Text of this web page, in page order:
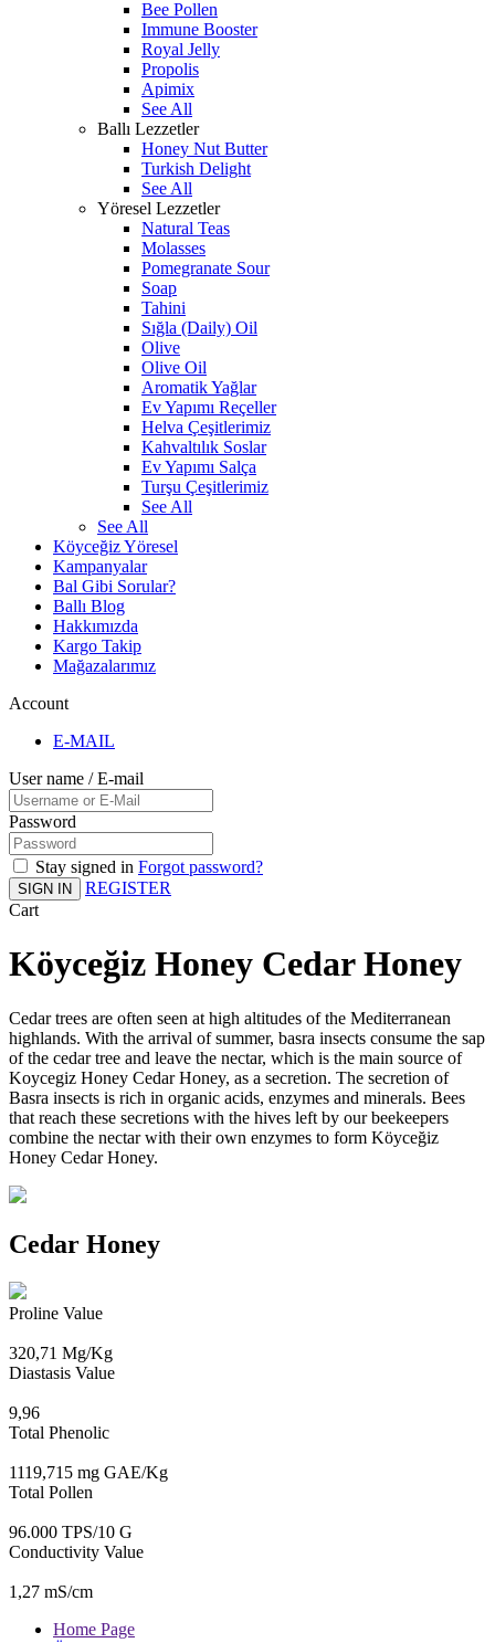
Bee Pollen
Immune Booster
Royal Jelly
Propolis
Apimix
See All
Ballı Lezzetler
Honey Nut Butter
Turkish Delight
See All
Yöresel Lezzetler
Natural Teas
Molasses
Pomegranate Sour
Soap
Tahini
Sığla (Daily) Oil
Olive
Olive Oil
Aromatik Yağlar
Ev Yapımı Reçeller
Helva Çeşitlerimiz
Kahvaltılık Soslar
Ev Yapımı Salça
Turşu Çeşitlerimiz
See All
See All
Köyceğiz Yöresel
Kampanyalar
Bal Gibi Sorular?
Ballı Blog
Hakkımızda
Kargo Takip
Mağazalarımız
Account
E-MAIL
User name / E-mail
Password
Stay signed in Forgot password?
SIGN IN
REGISTER
Cart
Köyceğiz Honey Cedar Honey
Cedar trees are often seen at high altitudes of the Mediterranean
highlands. With the arrival of summer, basra insects consume the sap
of the cedar tree and leave the nectar, which is the main source of
Koycegiz Honey Cedar Honey, as a secretion. The secretion of
Basra insects is rich in organic acids, enzymes and minerals. Bees
that reach these secretions with the hives left by our beekeepers
combine the nectar with their own enzymes to form Köyceğiz
Honey Cedar Honey.
Cedar Honey
Proline Value
320,71 Mg/Kg
Diastasis Value
9,96
Total Phenolic
1119,715 mg GAE/Kg
Total Pollen
96.000 TPS/10 G
Conductivity Value
1,27 mS/cm
Home Page